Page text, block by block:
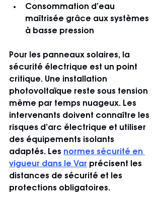
Consommation d’eau
maîtrisée grâce aux systèmes
à basse pression
Pour les panneaux solaires, la
sécurité électrique est un point
critique. Une installation
photovoltaïque reste sous tension
même par temps nuageux. Les
intervenants doivent connaître les
risques d’arc électrique et utiliser
des équipements isolants
adaptés. Les normes sécurité en
vigueur dans le Var précisent les
distances de sécurité et les
protections obligatoires.